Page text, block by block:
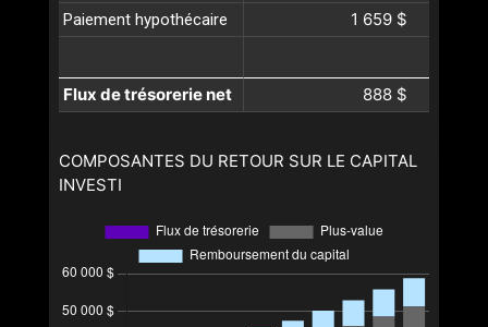
Paiement hypothécaire 1 659 $
Flux de trésorerie net 888 $
COMPOSANTES DU RETOUR SUR LE CAPITAL
INVESTI